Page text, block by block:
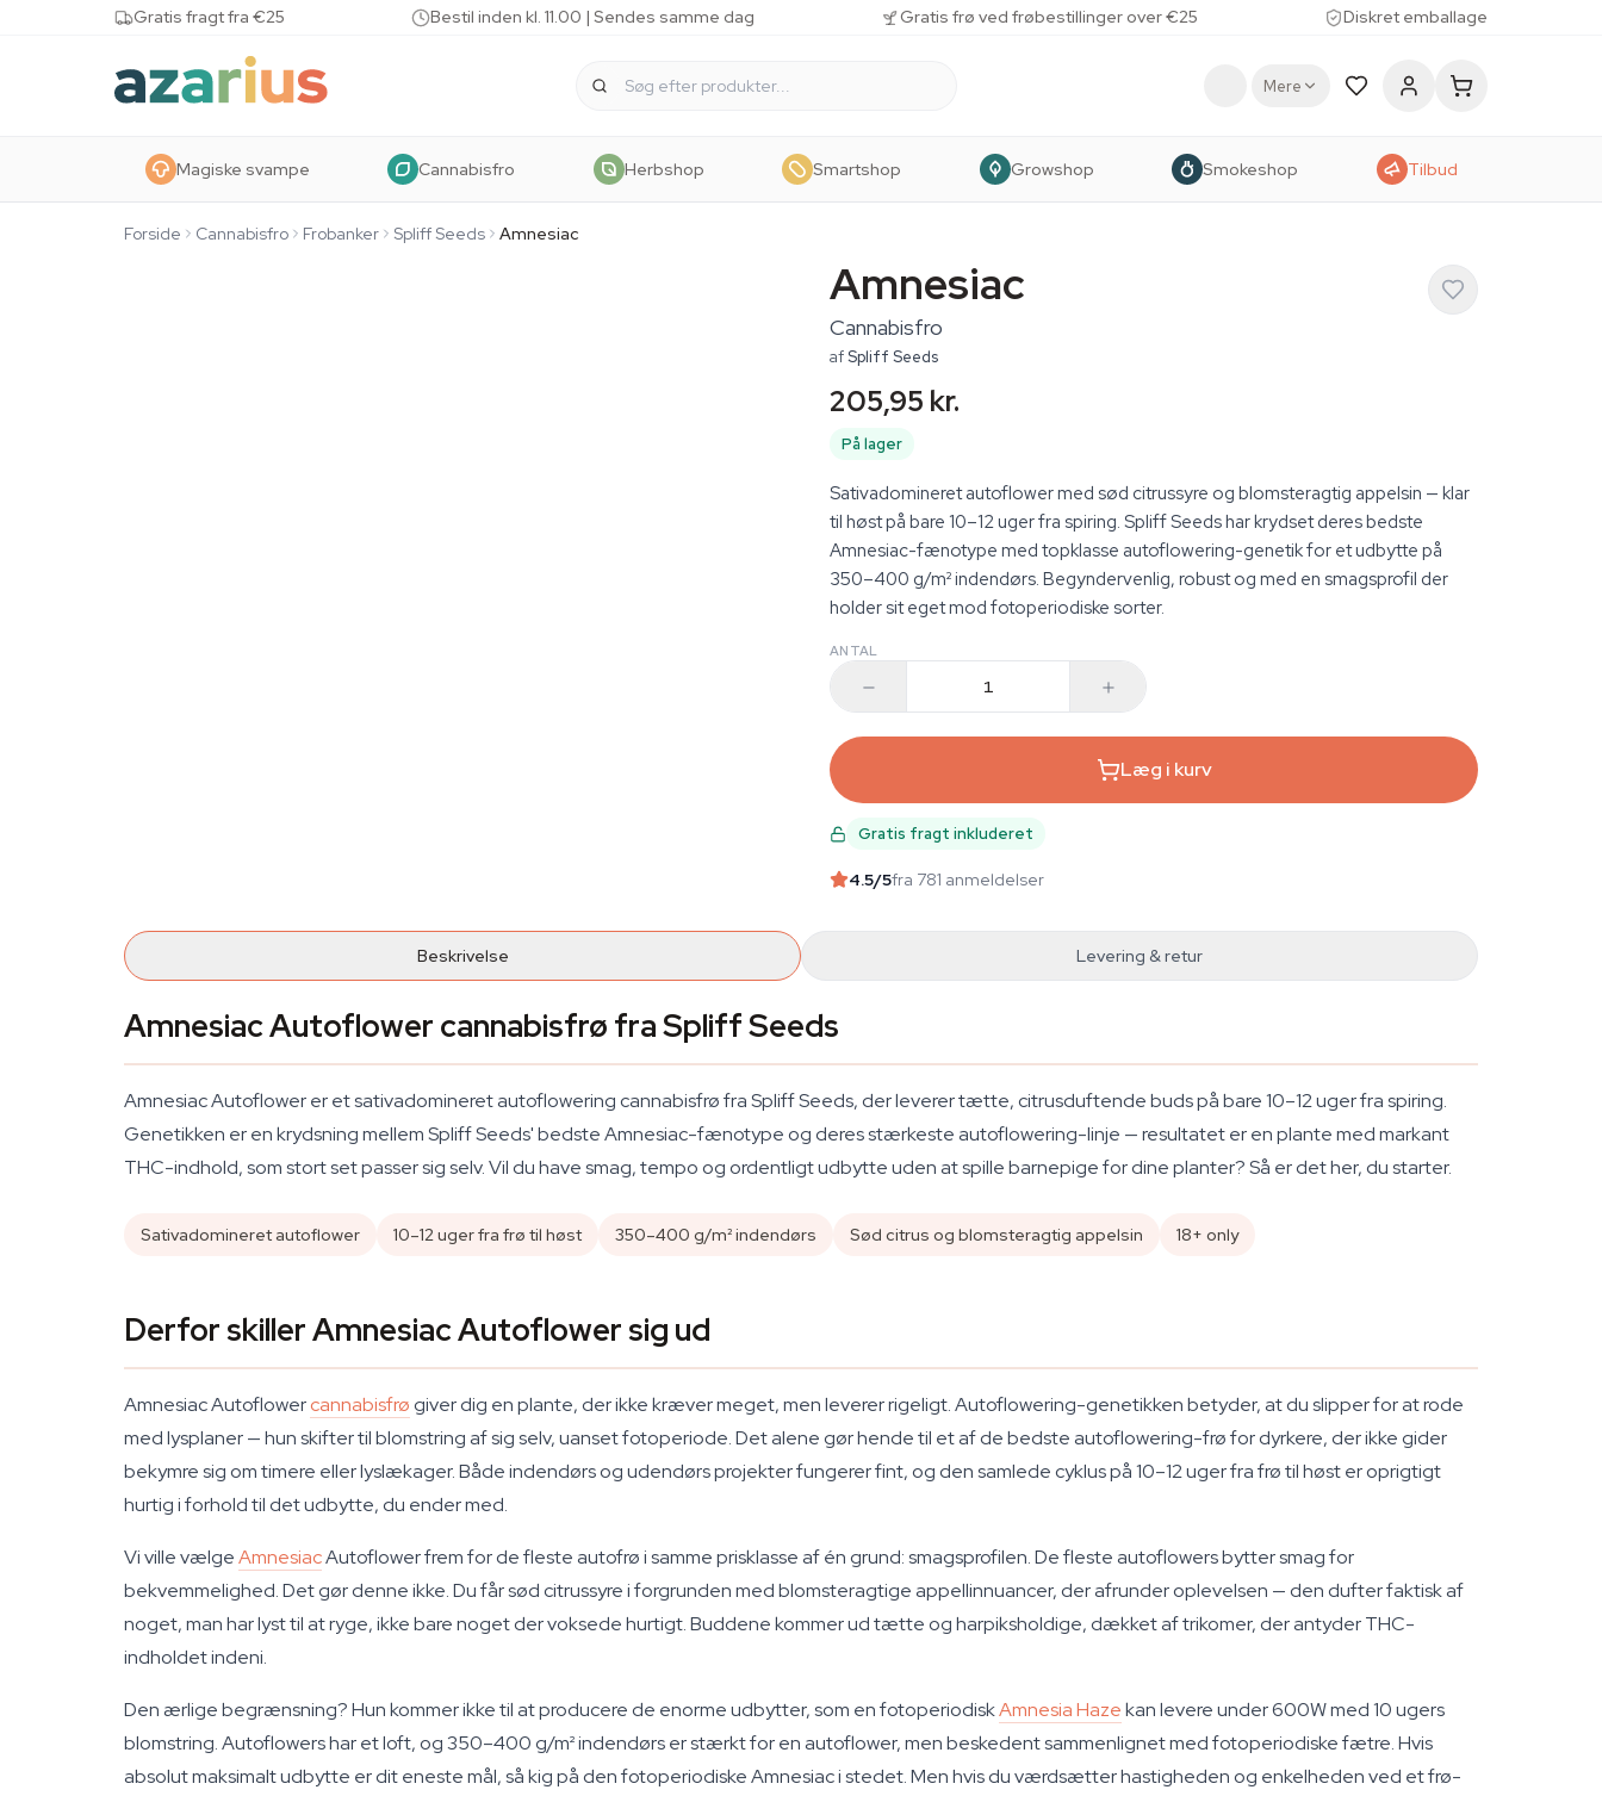
Skip to content Gratis fragt fra €25 Bestil inden kl. 11.00 | Sendes samme dag Gratis frø ved frøbestillinger over €25 Diskret emballage
Mere
Magiske svampe Cannabisfro Herbshop Smartshop Growshop Smokeshop Tilbud
Forside Cannabisfro Frobanker Spliff Seeds Amnesiac
Amnesiac
Cannabisfro
afSpliff Seeds
205,95 kr.
På lager
Sativadomineret autoflower med sød citrussyre og blomsteragtig appelsin — klar
til høst på bare 10–12 uger fra spiring. Spliff Seeds har krydset deres bedste
Amnesiac-fænotype med topklasse autoflowering-genetik for et udbytte på
350–400 g/m² indendørs. Begyndervenlig, robust og med en smagsprofil der
holder sit eget mod fotoperiodiske sorter.
ANTAL
Læg i kurv
Gratis fragt inkluderet
4.5/5fra 781 anmeldelser
Beskrivelse Levering & retur
Amnesiac Autoflower cannabisfrø fra Spliff Seeds
Amnesiac Autoflower er et sativadomineret autoflowering cannabisfrø fra Spliff Seeds, der leverer tætte, citrusduftende buds på bare 10–12 uger fra spiring.
Genetikken er en krydsning mellem Spliff Seeds' bedste Amnesiac-fænotype og deres stærkeste autoflowering-linje — resultatet er en plante med markant
THC-indhold, som stort set passer sig selv. Vil du have smag, tempo og ordentligt udbytte uden at spille barnepige for dine planter? Så er det her, du starter.
Sativadomineret autoflower 10–12 uger fra frø til høst 350–400 g/m² indendørs Sød citrus og blomsteragtig appelsin 18+ only
Derfor skiller Amnesiac Autoflower sig ud
Amnesiac Autoflowercannabisfrø giver dig en plante, der ikke kræver meget, men leverer rigeligt. Autoflowering-genetikken betyder, at du slipper for at rode
med lysplaner — hun skifter til blomstring af sig selv, uanset fotoperiode. Det alene gør hende til et af de bedste autoflowering-frø for dyrkere, der ikke gider
bekymre sig om timere eller lyslækager. Både indendørs og udendørs projekter fungerer fint, og den samlede cyklus på 10–12 uger fra frø til høst er oprigtigt
hurtig i forhold til det udbytte, du ender med.
Vi ville vælgeAmnesiacAutoflower frem for de fleste autofrø i samme prisklasse af én grund: smagsprofilen. De fleste autoflowers bytter smag for
bekvemmelighed. Det gør denne ikke. Du får sød citrussyre i forgrunden med blomsteragtige appellinnuancer, der afrunder oplevelsen — den dufter faktisk af
noget, man har lyst til at ryge, ikke bare noget der voksede hurtigt. Buddene kommer ud tætte og harpiksholdige, dækket af trikomer, der antyder THC-
indholdet indeni.
Den ærlige begrænsning? Hun kommer ikke til at producere de enorme udbytter, som en fotoperiodiskAmnesia Hazekan levere under 600W med 10 ugers
blomstring. Autoflowers har et loft, og 350–400 g/m² indendørs er stærkt for en autoflower, men beskedent sammenlignet med fotoperiodiske fætre. Hvis
absolut maksimalt udbytte er dit eneste mål, så kig på den fotoperiodiske Amnesiac i stedet. Men hvis du værdsætter hastigheden og enkelheden ved et frø-